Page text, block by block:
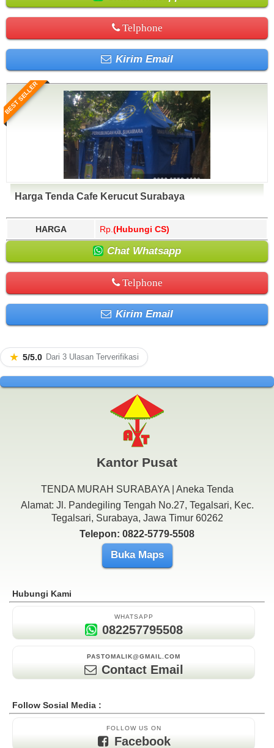
Telphone
Kirim Email
BEST SELLER
Harga Tenda Cafe Kerucut Surabaya
HARGA Rp. (Hubungi CS)
Chat Whatsapp
Telphone
Kirim Email
★ 5/5.0 Dari 3 Ulasan Terverifikasi
Kantor Pusat
TENDA MURAH SURABAYA | Aneka Tenda
Alamat: Jl. Pandegiling Tengah No.27, Tegalsari, Kec.
Tegalsari, Surabaya, Jawa Timur 60262
Telepon: 0822-5779-5508
Buka Maps
Hubungi Kami
WHATSAPP
082257795508
PASTOMALIK@GMAIL.COM
Contact Email
Follow Sosial Media :
FOLLOW US ON
Facebook